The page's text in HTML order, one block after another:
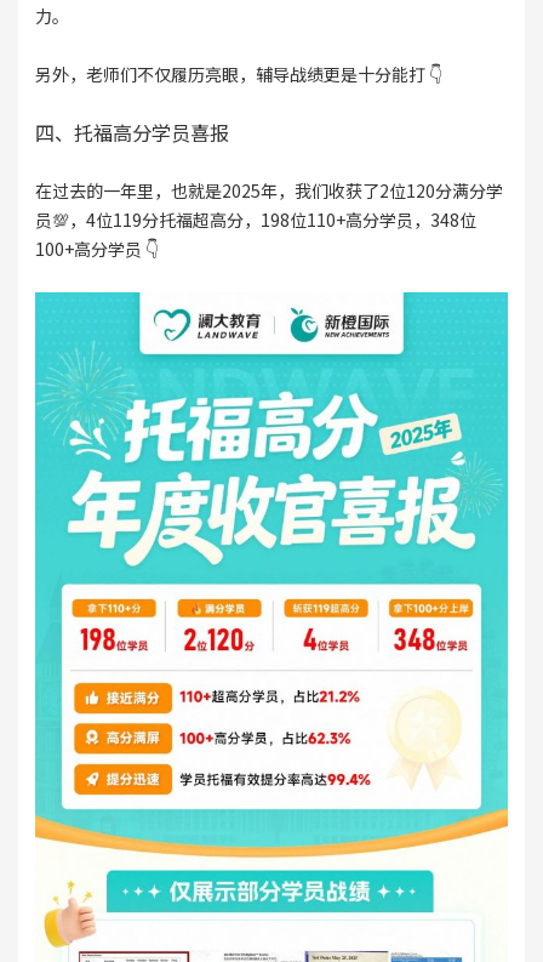
力。
另外，老师们不仅履历亮眼，辅导战绩更是十分能打 👇
四、托福高分学员喜报
在过去的一年里，也就是2025年，我们收获了2位120分满分学
员💯，4位119分托福超高分，198位110+高分学员，348位
100+高分学员 👇